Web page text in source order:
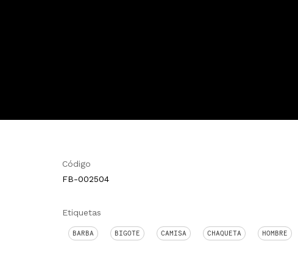
Código
FB-002504
Etiquetas
BARBA BIGOTE CAMISA CHAQUETA HOMBRE